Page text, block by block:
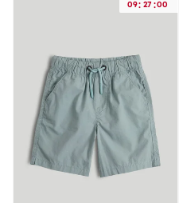
09: 27 :00